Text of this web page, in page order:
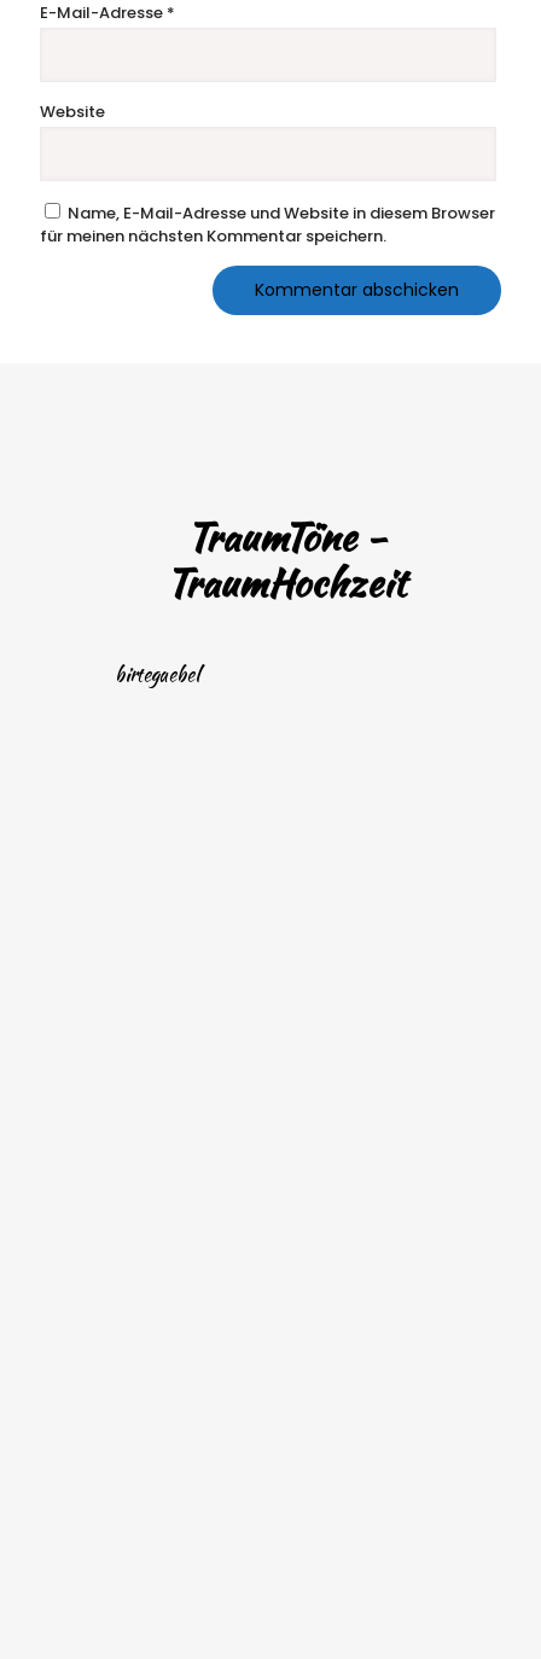
E-Mail-Adresse *
Website
Name, E-Mail-Adresse und Website in diesem Browser
für meinen nächsten Kommentar speichern.
TraumTöne -
TraumHochzeit
birtegaebel